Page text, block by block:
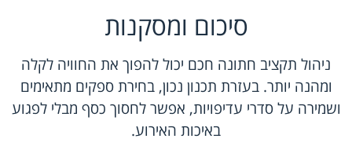
סיכום ומסקנות
ניהול תקציב חתונה חכם יכול להפוך את החוויה לקלה
ומהנה יותר. בעזרת תכנון נכון, בחירת ספקים מתאימים
ושמירה על סדרי עדיפויות, אפשר לחסוך כסף מבלי לפגוע
באיכות האירוע.